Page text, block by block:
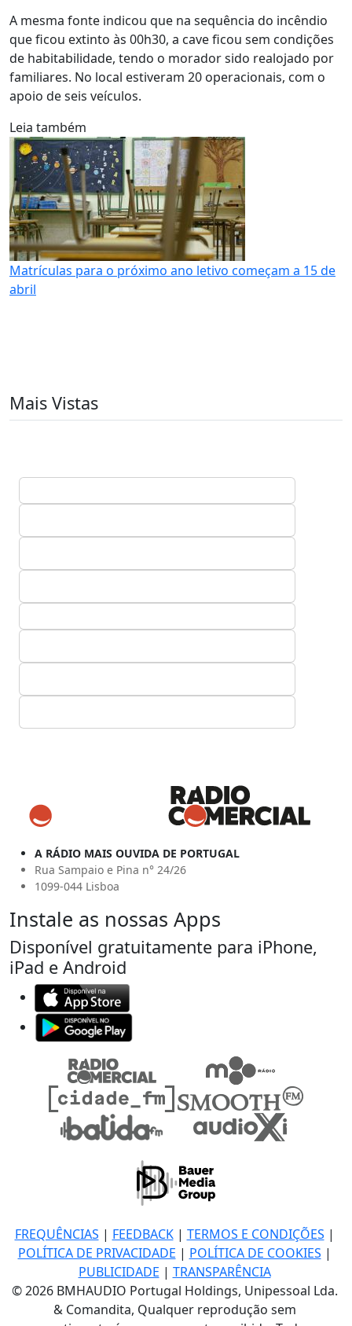
A mesma fonte indicou que na sequência do incêndio
que ficou extinto às 00h30, a cave ficou sem condições
de habitabilidade, tendo o morador sido realojado por
familiares. No local estiveram 20 operacionais, com o
apoio de seis veículos.
Leia também
Matrículas para o próximo ano letivo começam a 15 de
abril
Mais Vistas
A RÁDIO MAIS OUVIDA DE PORTUGAL
Rua Sampaio e Pina n° 24/26
1099-044 Lisboa
Instale as nossas Apps
Disponível gratuitamente para iPhone,
iPad e Android
FREQUÊNCIAS | FEEDBACK| TERMOS E CONDIÇÕES |
POLÍTICA DE PRIVACIDADE | POLÍTICA DE COOKIES |
PUBLICIDADE | TRANSPARÊNCIA
© 2026 BMHAUDIO Portugal Holdings, Unipessoal Lda.
& Comandita, Qualquer reprodução sem